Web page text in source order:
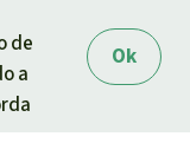
Ok
de
a